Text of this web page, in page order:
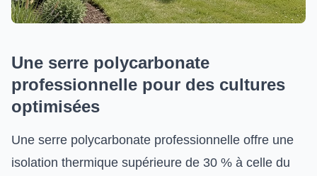
Une serre polycarbonate
professionnelle pour des cultures
optimisées
Une serre polycarbonate professionnelle offre une
isolation thermique supérieure de 30 % à celle du